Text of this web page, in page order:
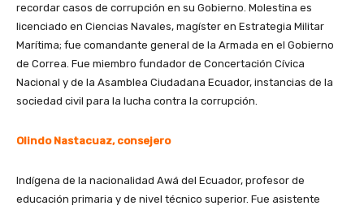
recordar casos de corrupción en su Gobierno. Molestina es
licenciado en Ciencias Navales, magíster en Estrategia Militar
Marítima; fue comandante general de la Armada en el Gobierno
de Correa. Fue miembro fundador de Concertación Cívica
Nacional y de la Asamblea Ciudadana Ecuador, instancias de la
sociedad civil para la lucha contra la corrupción.
Olindo Nastacuaz, consejero
Indígena de la nacionalidad Awá del Ecuador, profesor de
educación primaria y de nivel técnico superior. Fue asistente